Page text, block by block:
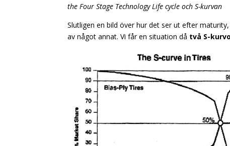
the Four Stage Technology Life cycle och S-kurvan
Slutligen en bild över hur det ser ut efter
av något annat. Vi får en situation då två S-